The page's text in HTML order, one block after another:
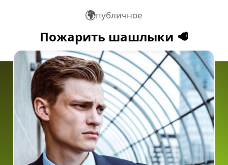
публичное
Пожарить шашлыки 🥩